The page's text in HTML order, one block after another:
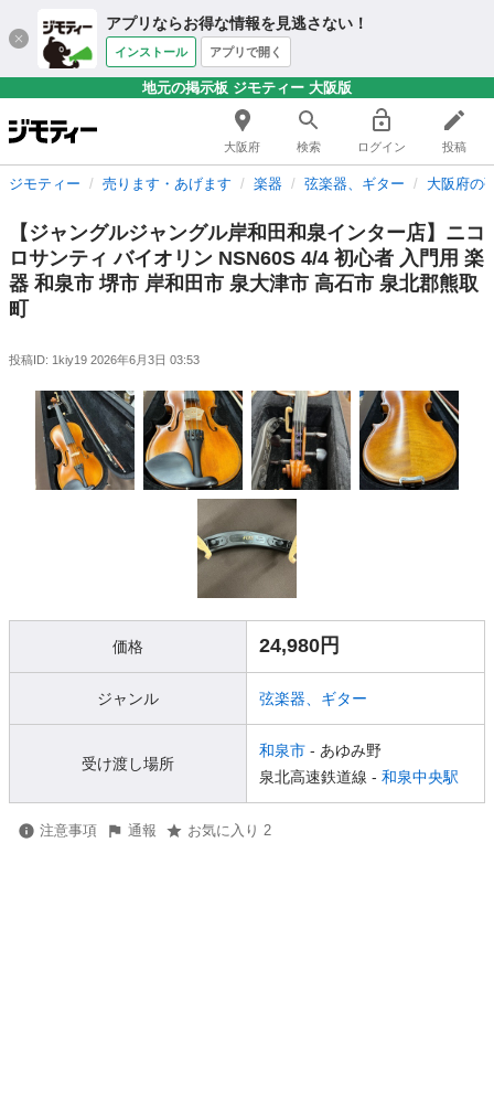
アプリならお得な情報を見逃さない！
インストール アプリで開く
地元の掲示板 ジモティー 大阪版
大阪府 検索 ログイン 投稿
ジモティー 売ります・あげます 楽器 弦楽器、ギター 大阪府の
【ジャングルジャングル岸和田和泉インター店】ニコ
ロサンティ バイオリン NSN60S 4/4 初心者 入門用 楽
器 和泉市 堺市 岸和田市 泉大津市 高石市 泉北郡熊取
町
投稿ID: 1kiy19 2026年6月3日 03:53
価格 24,980円
ジャンル 弦楽器、ギター
受け渡し場所
和泉市 - あゆみ野
泉北高速鉄道線 - 和泉中央駅
注意事項 通報 お気に入り 2